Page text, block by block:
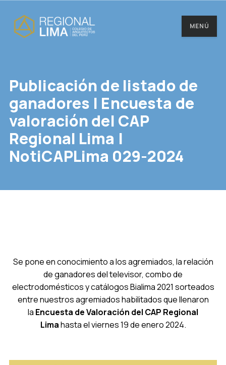
MENÚ
Publicación de listado de
ganadores | Encuesta de
valoración del CAP
Regional Lima |
NotiCAPLima 029-2024
Se pone en conocimiento a los agremiados, la relación
de ganadores del televisor, combo de
electrodomésticos y catálogos Bialima 2021 sorteados
entre nuestros agremiados habilitados que llenaron
la Encuesta de Valoración del CAP Regional
Limahasta el viernes 19 de enero 2024.